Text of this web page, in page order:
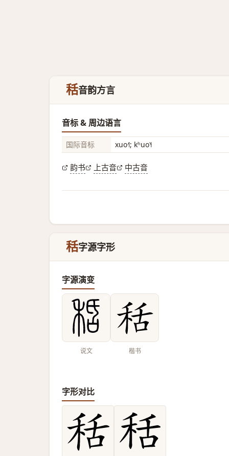
秳音韵方言
音标 & 周边语言
国际音标 xuo˧˥; kʰuo˥˧
韵书 上古音 中古音
秳字源字形
字源演变
说文 楷书
字形对比